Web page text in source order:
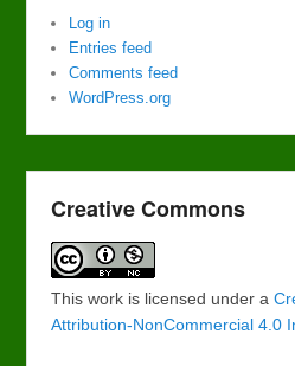
Log in
Entries feed
Comments feed
WordPress.org
Creative Commons
This work is licensed under a
Attribution-NonCommercial 4.0